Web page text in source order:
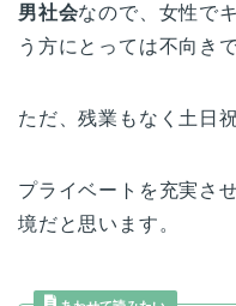
男社会なので、女性で
う方にとっては不向きで
ただ、残業もなく土日
プライベートを充実さ
境だと思います。